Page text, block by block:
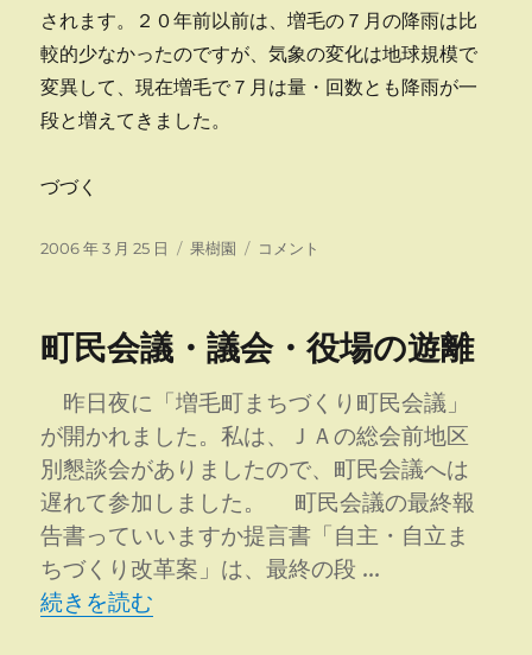
されます。２０年前以前は、増毛の７月の降雨は比
較的少なかったのですが、気象の変化は地球規模で
変異して、現在増毛で７月は量・回数とも降雨が一
段と増えてきました。
づづく
投
2006 年 3 月 25 日
カ
ー
果樹園
土
寄
そ
１?
に
コメント
町民会議・議会・役場の遊離
昨日夜に「増毛町まちづくり町民会議」
が開かれました。私は、ＪＡの総会前地区
別懇談会がありましたので、町民会議へは
遅れて参加しました。 町民会議の最終報
告書っていいますか提言書「自主・自立ま
ちづくり改革案」は、最終の段 …
“町民会議・議会・役場の遊離” の
続きを読む